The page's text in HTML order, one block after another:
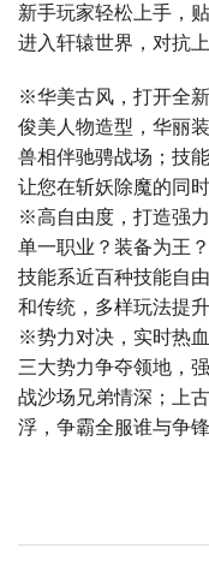
新手玩家轻松上手，
进入轩辕世界，对抗
※华美古风，打开全
俊美人物造型，华丽
兽相伴驰骋战场；技
让您在斩妖除魔的同
※高自由度，打造强
单一职业？装备为王
技能系近百种技能自
和传统，多样玩法提升
※势力对决，实时热
三大势力争夺领地，
战沙场兄弟情深；上
浮，争霸全服谁与争